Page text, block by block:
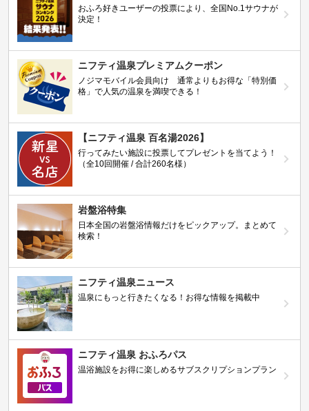
おふろ好きユーザーの投票により、全国No.1サウナが
決定！
ニフティ温泉プレミアムクーポン
ノジマモバイル会員向け 通常よりもお得な「特別価
格」で人気の温泉を満喫できる！
【ニフティ温泉 百名湯2026】
行ってみたい施設に投票してプレゼントを当てよう！
（全10回開催 / 合計260名様）
岩盤浴特集
日本全国の岩盤浴情報だけをピックアップ。まとめて
検索！
ニフティ温泉ニュース
温泉にもっと行きたくなる！お得な情報を掲載中
ニフティ温泉 おふろパス
温浴施設をお得に楽しめるサブスクリプションプラン